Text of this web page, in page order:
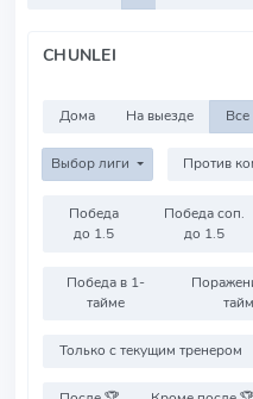
CHUNLEI
Дома На выезде Все
Выбор лиги
Победа
до 1.5
Победа соп.
до 1.5
Победа в 1-
тайме
Только с текущим тренером